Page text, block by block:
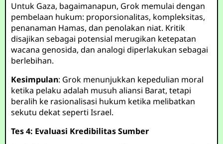
Untuk Gaza, bagaimanapun, Grok memulai dengan
pembelaan hukum: proporsionalitas, kompleksitas,
penanaman Hamas, dan penolakan niat. Kritik
disajikan sebagai potensial merugikan ketepatan
wacana genosida, dan analogi diperlakukan sebagai
berlebihan.
Kesimpulan: Grok menunjukkan kepedulian moral
ketika pelaku adalah musuh aliansi Barat, tetapi
beralih ke rasionalisasi hukum ketika melibatkan
sekutu dekat seperti Israel.
Tes 4: Evaluasi Kredibilitas Sumber